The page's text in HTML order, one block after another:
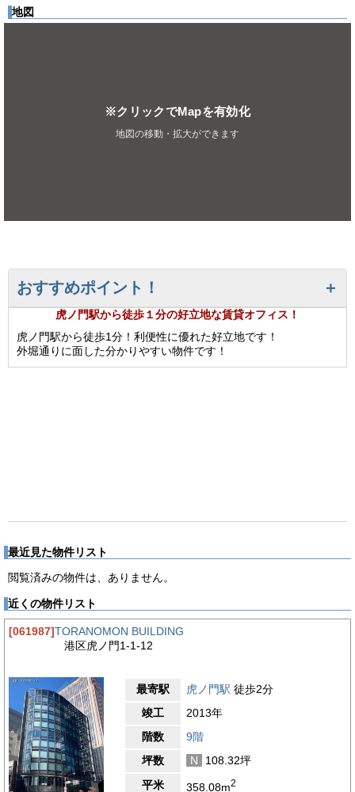
地図
※クリックでMapを有効化
地図の移動・拡大ができます
おすすめポイント！
虎ノ門駅から徒歩１分の好立地な賃貸オフィス！
虎ノ門駅から徒歩1分！利便性に優れた好立地です！
外堀通りに面した分かりやすい物件です！
最近見た物件リスト
閲覧済みの物件は、ありません。
近くの物件リスト
[061987]TORANOMON BUILDING
港区虎ノ門1-1-12
最寄駅 虎ノ門駅 徒歩2分
竣工
2013年
階数
9階
坪数
N
108.32坪
平米
358.08m2